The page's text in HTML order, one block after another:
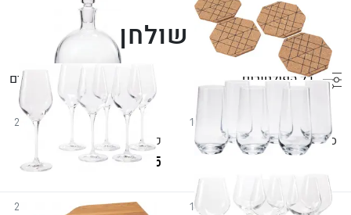
כלי שולחן
כל הפילטורים מוצרים
סט 4 תחתיות MOBI קנקן LEGEND
185 ₪
ר'8 / ע'8 / ג'16 ר'8 / ע'8 / ג'23.5